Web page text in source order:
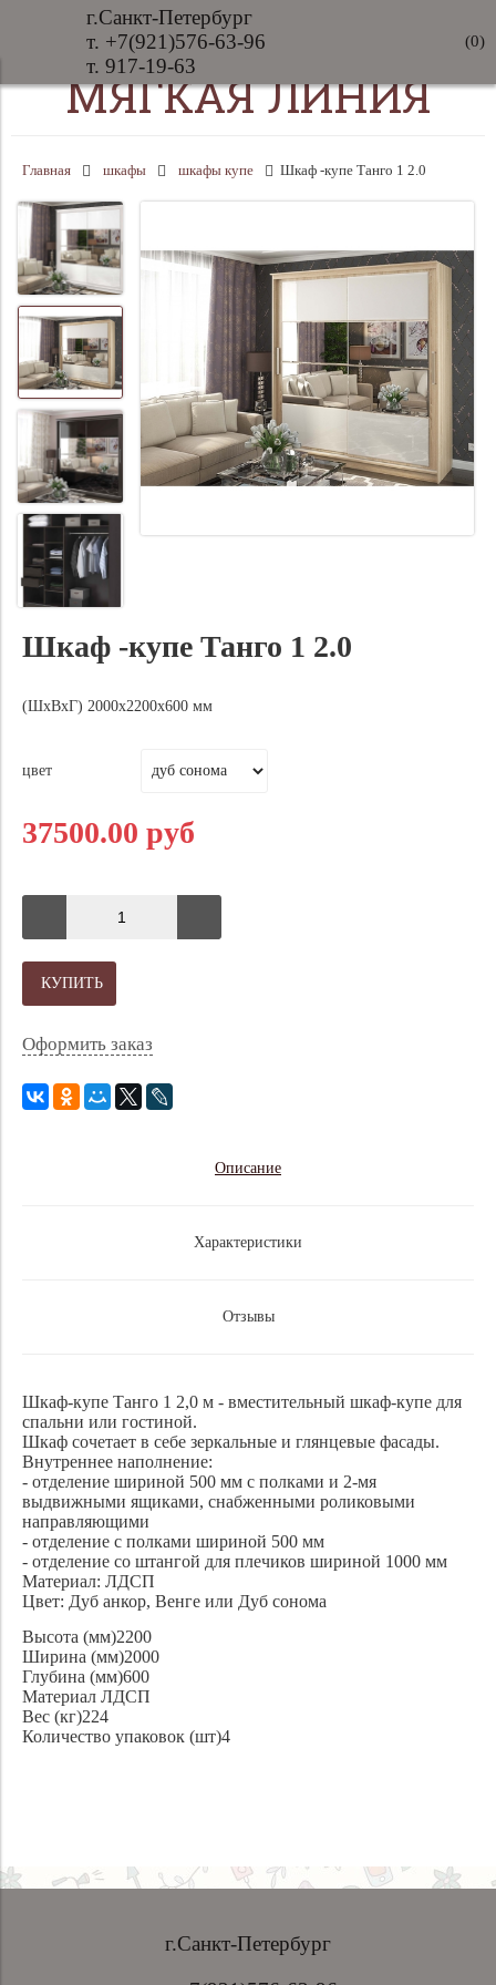
г.Санкт-Петербург
т. +7(921)576-63-96
т. 917-19-63
(0)
МЯГКАЯ ЛИНИЯ
Главная шкафы шкафы купе Шкаф -купе Танго 1 2.0
Шкаф -купе Танго 1 2.0
(ШхВхГ) 2000х2200х600 мм
цвет
37500.00 руб
КУПИТЬ
Оформить заказ
Описание
Характеристики
Отзывы
Шкаф-купе Танго 1 2,0 м - вместительный шкаф-купе для
спальни или гостиной.
Шкаф сочетает в себе зеркальные и глянцевые фасады.
Внутреннее наполнение:
- отделение шириной 500 мм с полками и 2-мя
выдвижными ящиками, снабженными роликовыми
направляющими
- отделение с полками шириной 500 мм
- отделение со штангой для плечиков шириной 1000 мм
Материал: ЛДСП
Цвет: Дуб анкор, Венге или Дуб сонома
Высота (мм)2200
Ширина (мм)2000
Глубина (мм)600
Материал ЛДСП
Вес (кг)224
Количество упаковок (шт)4
г.Санкт-Петербург